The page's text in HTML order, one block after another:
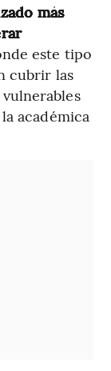
más
este tipo
cubrir las
académica